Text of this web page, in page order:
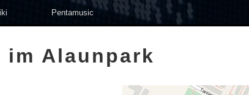
Pentamusic
im Alaunpark